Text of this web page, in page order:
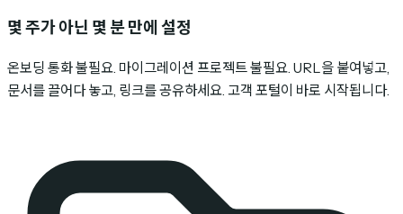
몇 주가 아닌 몇 분 만에 설정
온보딩 통화 불필요. 마이그레이션 프로젝트 불필요. URL을 붙여넣고,
문서를 끌어다 놓고, 링크를 공유하세요. 고객 포털이 바로 시작됩니다.